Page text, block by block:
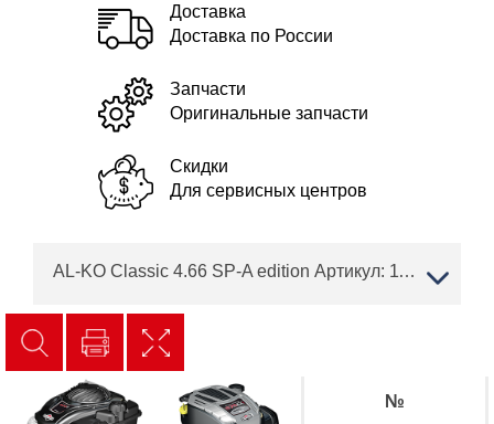
Доставка
Доставка по России
Запчасти
Оригинальные запчасти
Скидки
Для сервисных центров
AL-KO Classic 4.66 SP-A edition Артикул: 119766 с 02/2016 до 04/2016 года Сервисные двигатели BRIGGS & STRATTON
№